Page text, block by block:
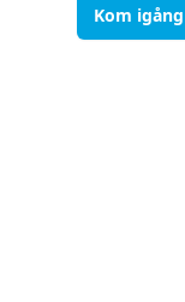
Kom igång